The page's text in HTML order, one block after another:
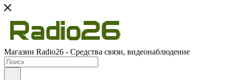
Магазин Radio26 - Средства связи, видеонаблюдение